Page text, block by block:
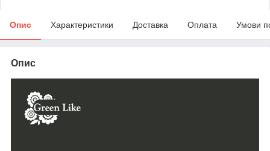
Опис Характеристики Доставка Оплата Умови
Опис